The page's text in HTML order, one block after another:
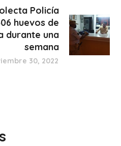
Policía
huevos de
durante una
semana
30, 2022